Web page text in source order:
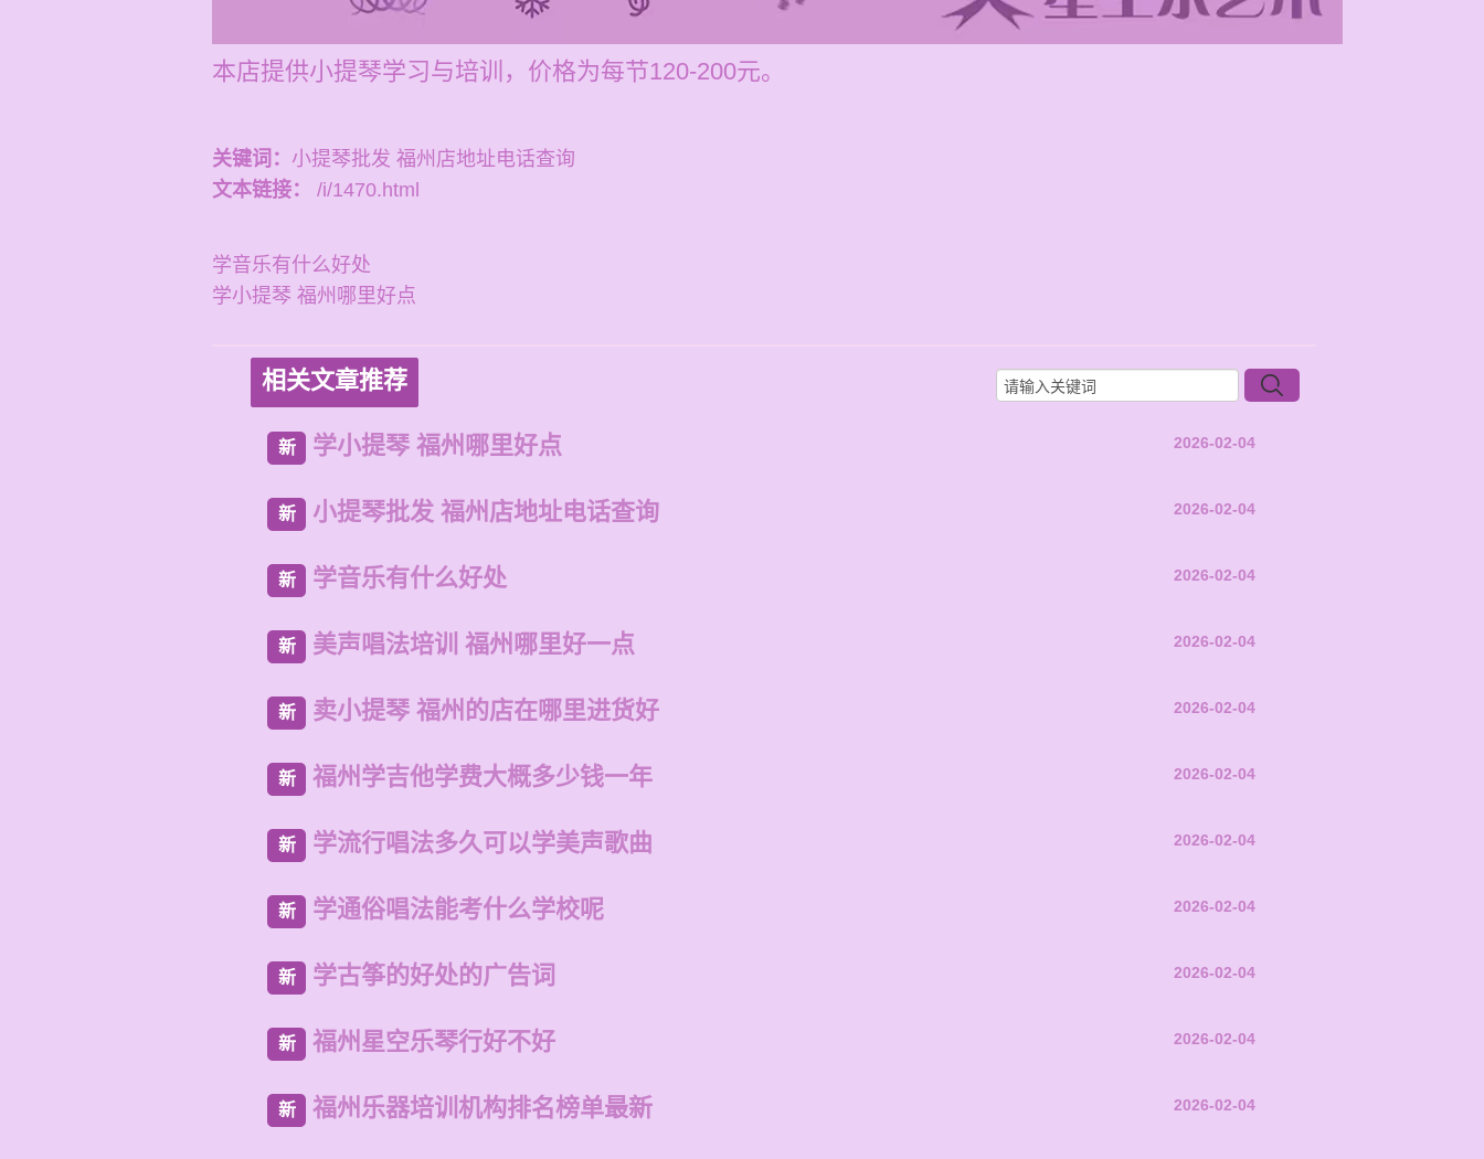
本店提供小提琴学习与培训，价格为每节120-200元。
关键词： 小提琴批发 福州店地址电话查询
文本链接：
/i/1470.html
学音乐有什么好处
学小提琴 福州哪里好点
相关文章推荐
新 学小提琴 福州哪里好点 2026-02-04
新 小提琴批发 福州店地址电话查询 2026-02-04
新 学音乐有什么好处 2026-02-04
新 美声唱法培训 福州哪里好一点 2026-02-04
新 卖小提琴 福州的店在哪里进货好 2026-02-04
新 福州学吉他学费大概多少钱一年 2026-02-04
新 学流行唱法多久可以学美声歌曲 2026-02-04
新 学通俗唱法能考什么学校呢 2026-02-04
新 学古筝的好处的广告词 2026-02-04
新 福州星空乐琴行好不好 2026-02-04
新 福州乐器培训机构排名榜单最新 2026-02-04